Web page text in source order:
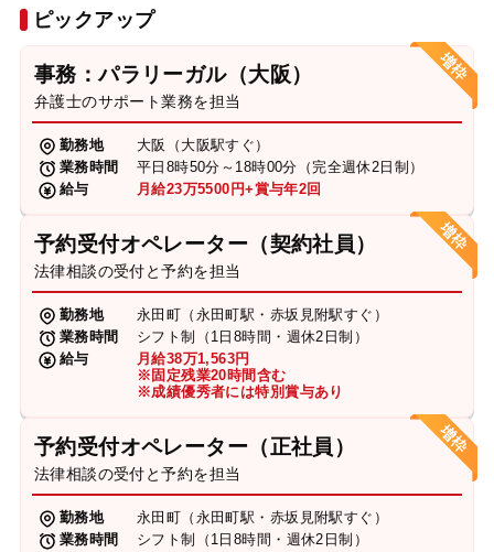
ピックアップ
事務：パラリーガル（大阪）
弁護士のサポート業務を担当
勤務地
大阪（大阪駅すぐ）
業務時間
平日8時50分～18時00分（完全週休2日制）
給与
月給23万5500円+賞与年2回
予約受付オペレーター（契約社員）
法律相談の受付と予約を担当
勤務地
永田町（永田町駅・赤坂見附駅すぐ）
業務時間
シフト制（1日8時間・週休2日制）
給与
月給38万1,563円
※固定残業20時間含む
※成績優秀者には特別賞与あり
予約受付オペレーター（正社員）
法律相談の受付と予約を担当
勤務地
永田町（永田町駅・赤坂見附駅すぐ）
業務時間
シフト制（1日8時間・週休2日制）